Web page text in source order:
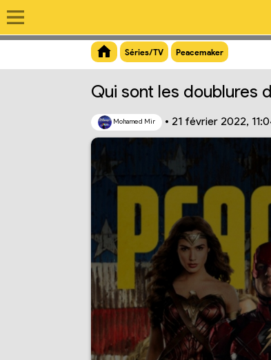
Séries/TV Peacemaker
Qui sont les doublures
Mohamed Mir • 21 février 2022,